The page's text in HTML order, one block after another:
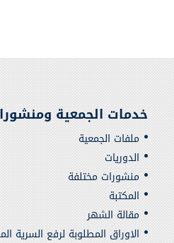
خدمات الجمعية
ملفات الجمعية
الدوريات
منشورات مختلفة
المكتبة
مقالة الشهر
الاوراق المطلوبة لرفع السرية